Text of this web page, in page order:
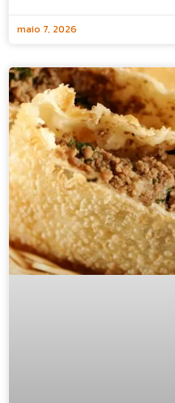
maio 7, 2026